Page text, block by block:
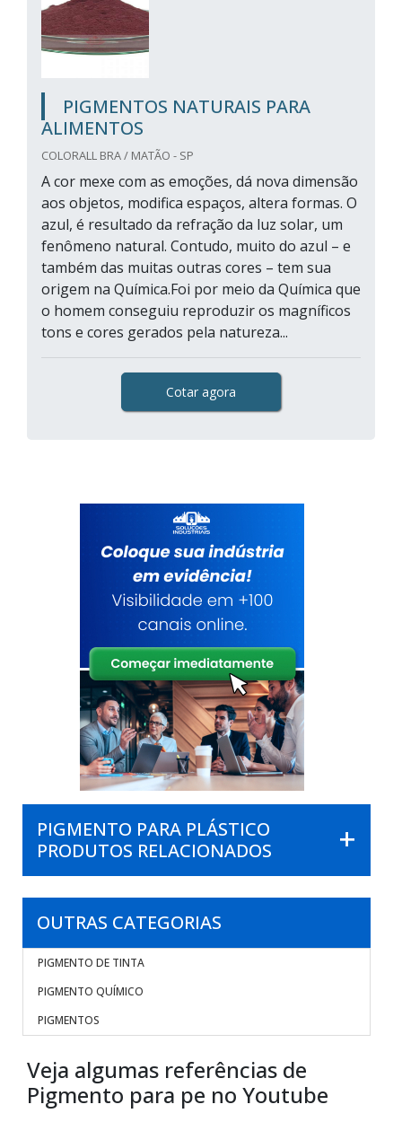
PIGMENTOS NATURAIS PARA
ALIMENTOS
COLORALL BRA / MATÃO - SP
A cor mexe com as emoções, dá nova dimensão
aos objetos, modifica espaços, altera formas. O
azul, é resultado da refração da luz solar, um
fenômeno natural. Contudo, muito do azul – e
também das muitas outras cores – tem sua
origem na Química.Foi por meio da Química que
o homem conseguiu reproduzir os magníficos
tons e cores gerados pela natureza...
Cotar agora
PIGMENTO PARA PLÁSTICO
PRODUTOS RELACIONADOS
OUTRAS CATEGORIAS
PIGMENTO DE TINTA
PIGMENTO QUÍMICO
PIGMENTOS
Veja algumas referências de
Pigmento para pe no Youtube